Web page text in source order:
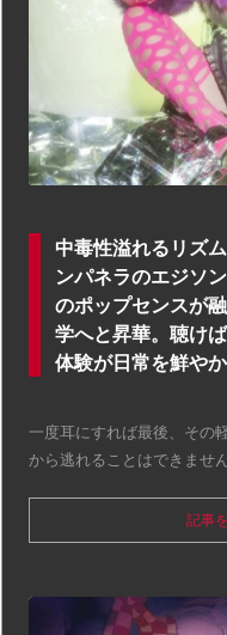
中毒性溢れるリズ
ンパネラのエジソ
のポップセンスが
学へと昇華。聴け
体験が日常を鮮や
一度耳にすれば最後、その
から逃れることはできませ
記事